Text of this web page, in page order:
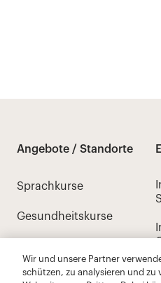
Wir und unsere Partner
schützen, zu analysieren und zu